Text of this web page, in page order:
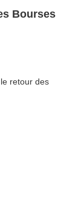
Bourses